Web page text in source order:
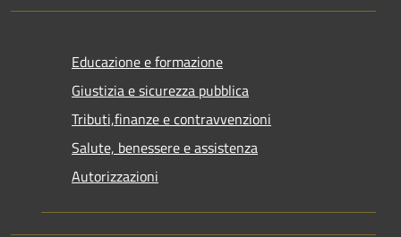
Educazione e formazione
Giustizia e sicurezza pubblica
Tributi,finanze e contravvenzioni
Salute, benessere e assistenza
Autorizzazioni